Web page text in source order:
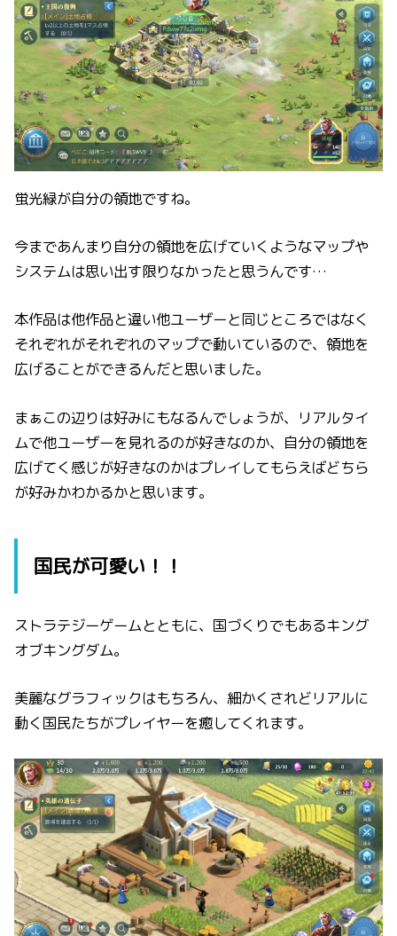
蛍光緑が自分の領地ですね。
今まであんまり自分の領地を広げていくようなマップや
システムは思い出す限りなかったと思うんです…
本作品は他作品と違い他ユーザーと同じところではなく
それぞれがそれぞれのマップで動いているので、領地を
広げることができるんだと思いました。
まぁこの辺りは好みにもなるんでしょうが、リアルタイ
ムで他ユーザーを見れるのが好きなのか、自分の領地を
広げてく感じが好きなのかはプレイしてもらえばどちら
が好みかわかるかと思います。
国民が可愛い！！
ストラテジーゲームとともに、国づくりでもあるキング
オブキングダム。
美麗なグラフィックはもちろん、細かくされどリアルに
動く国民たちがプレイヤーを癒してくれます。